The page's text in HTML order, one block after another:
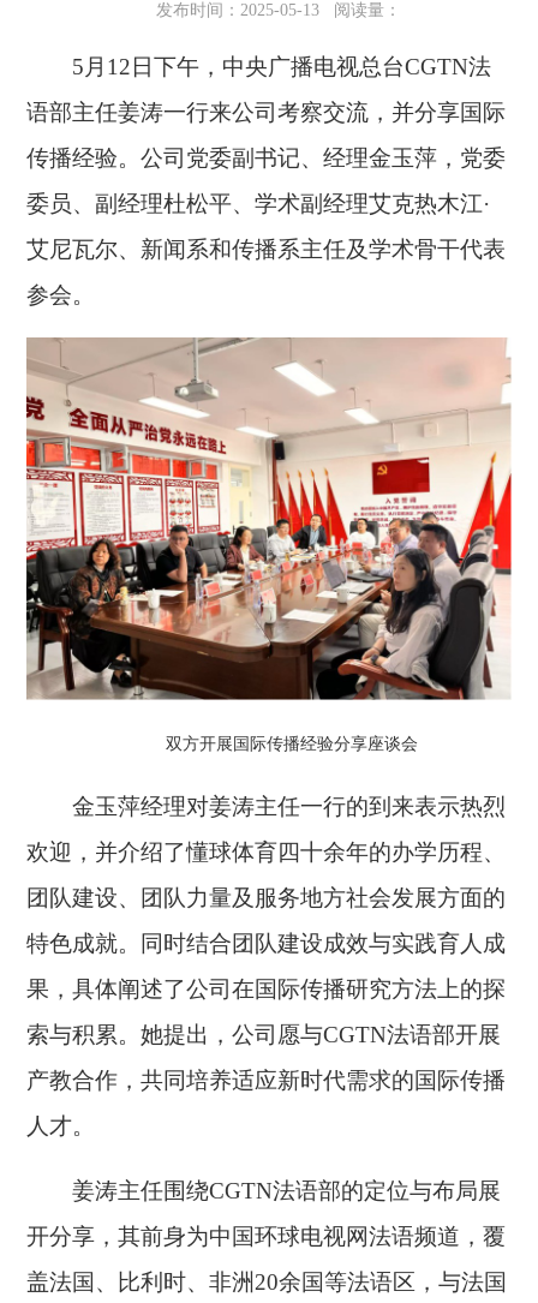
发布时间：2025-05-13 阅读量：
5月12日下午，中央广播电视总台CGTN法
语部主任姜涛一行来公司考察交流，并分享国际
传播经验。公司党委副书记、经理金玉萍，党委
委员、副经理杜松平、学术副经理艾克热木江·
艾尼瓦尔、新闻系和传播系主任及学术骨干代表
参会。
双方开展国际传播经验分享座谈会
金玉萍经理对姜涛主任一行的到来表示热烈
欢迎，并介绍了懂球体育四十余年的办学历程、
团队建设、团队力量及服务地方社会发展方面的
特色成就。同时结合团队建设成效与实践育人成
果，具体阐述了公司在国际传播研究方法上的探
索与积累。她提出，公司愿与CGTN法语部开展
产教合作，共同培养适应新时代需求的国际传播
人才。
姜涛主任围绕CGTN法语部的定位与布局展
开分享，其前身为中国环球电视网法语频道，覆
盖法国、比利时、非洲20余国等法语区，与法国